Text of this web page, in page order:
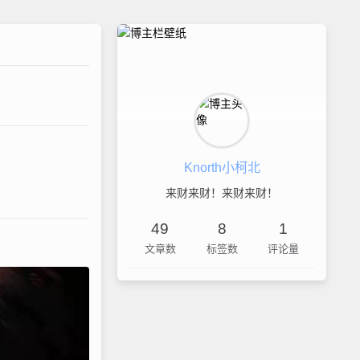
Knorth小柯北
来财来财！来财来财！
49
文章数
8
标签数
1
评论量